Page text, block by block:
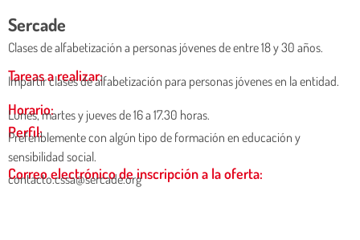
Sercade
Clases de alfabetización a personas jóvenes de entre 18 y 30 años.
Tareas a realizar:
Impartir clases de alfabetización para personas jóvenes en la entidad.
Horario:
Lunes, martes y jueves de 16 a 17.30 horas.
Perfil:
Preferiblemente con algún tipo de formación en educación y
sensibilidad social.
Correo electrónico de inscripción a la oferta:
contacto.cssa@sercade.org